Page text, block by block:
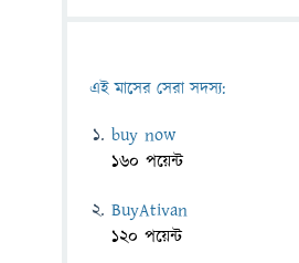
এই মাসের সেরা সদস্য:
buy now
160 পয়েন্ট
BuyAtivan
120 পয়েন্ট